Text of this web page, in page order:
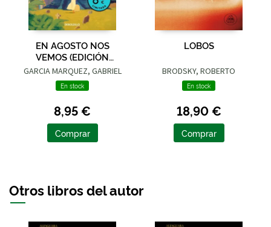
EN AGOSTO NOS
VEMOS (EDICIÓN
LIMITADA)
GARCIA MARQUEZ, GABRIEL
En stock
8,95 €
Comprar
LOBOS
BRODSKY, ROBERTO
En stock
18,90 €
Comprar
Otros libros del autor